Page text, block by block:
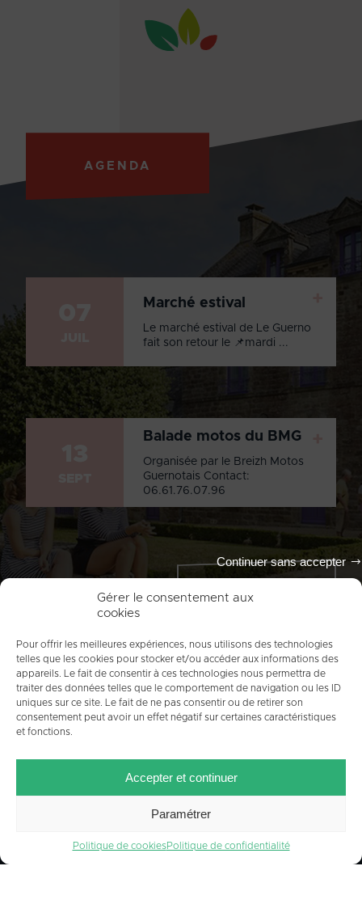
Gérer le consentement aux
cookies
Pour offrir les meilleures expériences, nous utilisons des technologies
telles que les cookies pour stocker et/ou accéder aux informations des
appareils. Le fait de consentir à ces technologies nous permettra de
traiter des données telles que le comportement de navigation ou les ID
uniques sur ce site. Le fait de ne pas consentir ou de retirer son
consentement peut avoir un effet négatif sur certaines caractéristiques
et fonctions.
Accepter et continuer
Continuer sans accepter
Paramétrer
Politique de cookiesPolitique de confidentialité
AGENDA
Marché estival
Le marché estival de Le Guerno
fait son retour le 📌mardi ...
Balade motos du BMG
Organisée par le Breizh Motos
Guernotais Contact:
06.61.76.07.96
PLAN DU SITE
MENTIONS LÉGALES
CRÉDITS POLITIQUE DE COOKIES (UE)